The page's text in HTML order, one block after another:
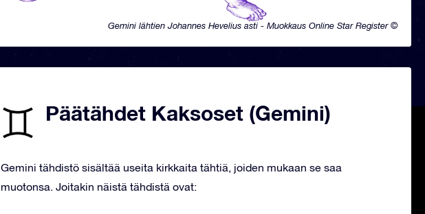
Gemini lähtien Johannes Hevelius asti - Muokkaus Online Star Register ©
Päätähdet Kaksoset (Gemini)
Gemini tähdistö sisältää useita kirkkaita tähtiä, joiden mukaan se saa
muotonsa. Joitakin näistä tähdistä ovat: